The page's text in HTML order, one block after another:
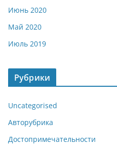
Июнь 2020
Май 2020
Июль 2019
Рубрики
Uncategorised
Авторубрика
Достопримечательности